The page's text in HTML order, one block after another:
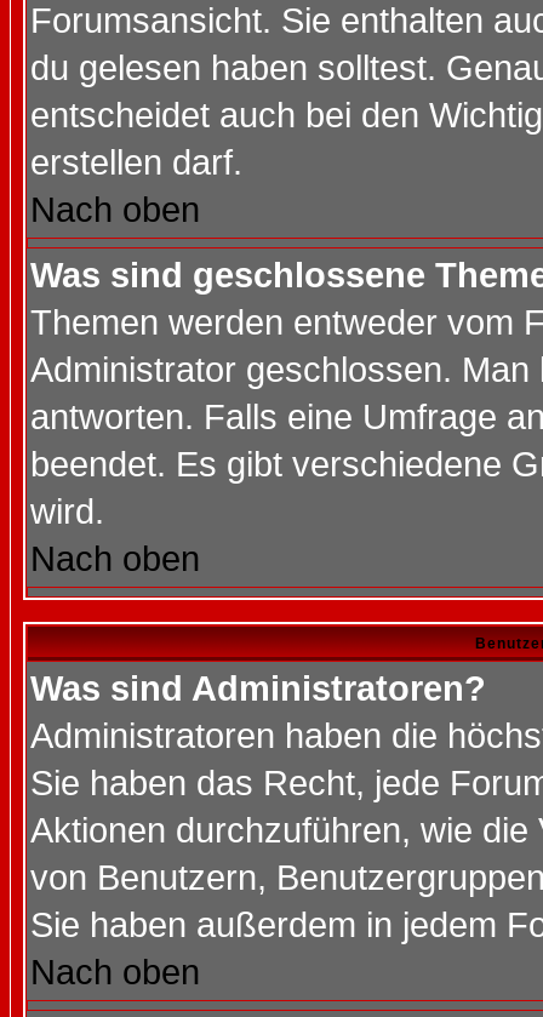
Forumsansicht. Sie enthalten
du gelesen haben solltest.
entscheidet auch bei den
erstellen darf.
Nach oben
Was sind geschlossene
Themen werden entweder vom
Administrator geschlossen.
antworten. Falls eine Umfrage
beendet. Es gibt verschiedene
wird.
Nach oben
Was sind Administratoren?
Administratoren haben die
Sie haben das Recht, jede
Aktionen durchzuführen, wie
von Benutzern,
Sie haben außerdem in jedem
Nach oben